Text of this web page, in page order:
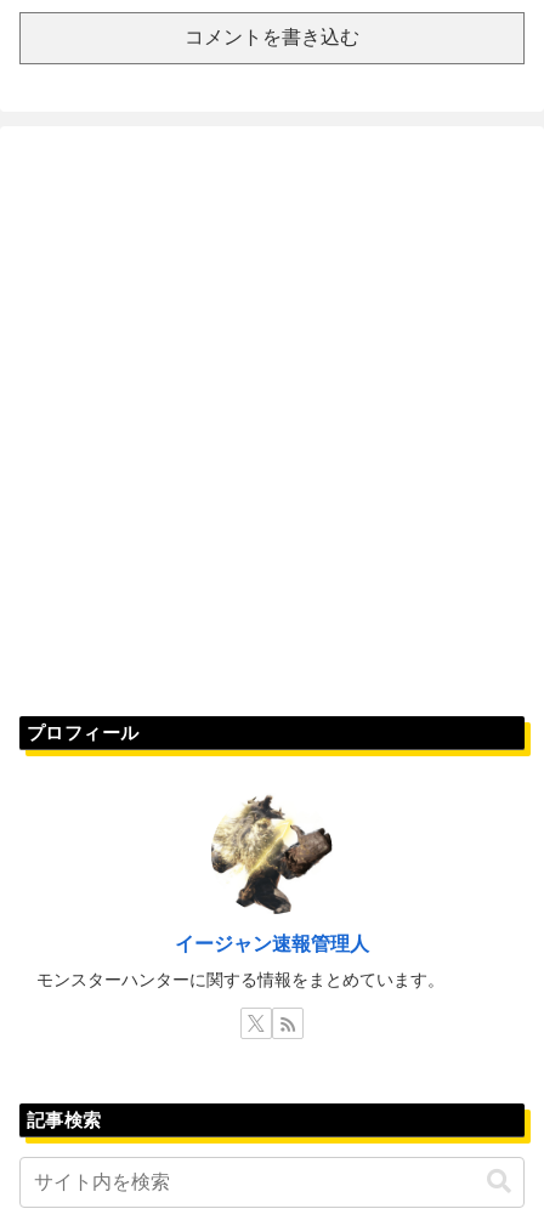
コメントを書き込む
プロフィール
イージャン速報管理人
モンスターハンターに関する情報をまとめています。
記事検索